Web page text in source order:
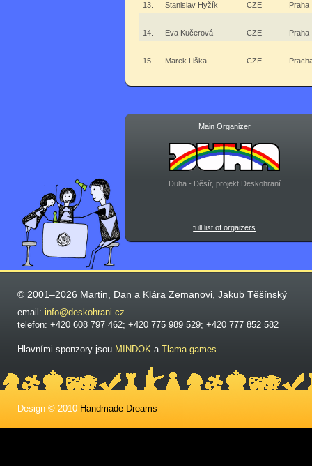
13. Stanislav Hyžík CZE Praha
14. Eva Kučerová CZE Praha
15. Marek Liška CZE
Main Organizer
Duha - Děsír, projekt Deskohraní
full list of orgaizers
© 2001–2026 Martin, Dan a Klára Zemanovi, Jakub Těšínský
email: info@deskohrani.cz
telefon: +420 608 797 462; +420 775 989 529; +420 777 852 582
Hlavními sponzory jsou MINDOK a Tlama games.
Design © 2010 Handmade Dreams